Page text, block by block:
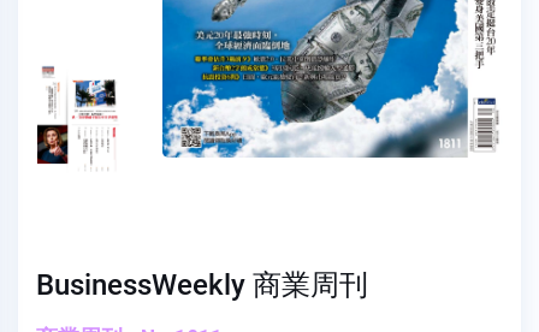
BusinessWeekly 商業周刊